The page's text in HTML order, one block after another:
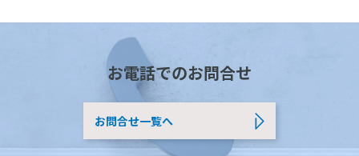
お電話でのお問合せ
お問合せ一覧へ